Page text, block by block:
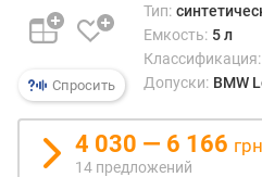
у
л
р
н
с
Спросить
Тип:
Емкость: 5 л
Классификация:
Допуски: BMW
4 030 — 6 166
14 предложений